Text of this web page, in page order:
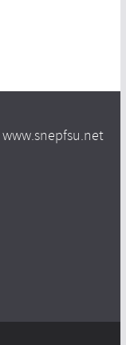
www.snepfsu.net